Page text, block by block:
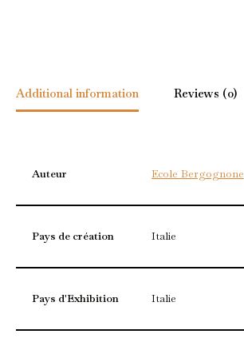
Additional information Reviews (0)
Auteur Ecole Bergognone
Pays de création Italie
Pays d'Exhibition Italie